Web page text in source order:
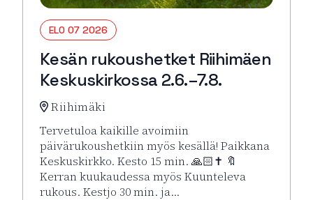
ELO 07 2026
Kesän rukoushetket Riihimäen
Keskuskirkossa 2.6.–7.8.
Riihimäki
Tervetuloa kaikille avoimiin
päivärukoushetkiin myös kesällä! Paikkana
Keskuskirkko. Kesto 15 min. 🙏🏻✝️ 🔖
Kerran kuukaudessa myös Kuunteleva
rukous. Kestjo 30 min. ja…